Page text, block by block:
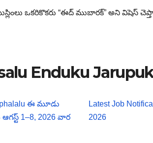
ఒకరికొకరు “ఈద్ ముబారక్” అని విషెస్‌
Enduku
phalalu ఈ మూడు
1–8, 2026 వార
Latest Job
2026